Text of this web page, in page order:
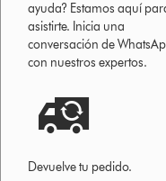
ayuda? Estamos aquí
asistirte. Inicia una
conversación de
con nuestros expertos.
Devuelve tu pedido.